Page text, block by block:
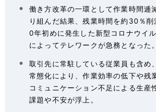
働き方改革の一環として作業時間逓
り組んだ結果、残業時間を約30％
0年初めに発生した新型コロナウイ
によってテレワークが急務となった。
取引先に常駐している従業員も含め
常態化により、作業効率の低下や残
コミュニケーション不足による生産
課題や不安が浮上。